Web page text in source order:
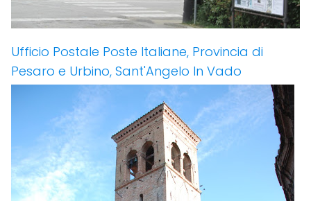
Ufficio Postale Poste Italiane, Provincia di
Pesaro e Urbino, Sant'Angelo In Vado